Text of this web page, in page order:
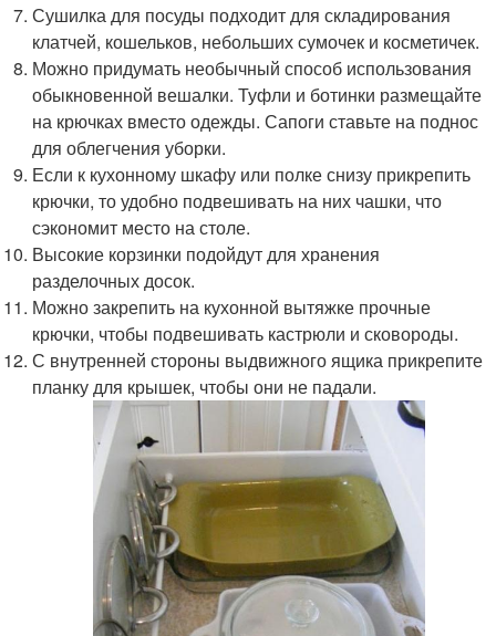
Сушилка для посуды подходит для складирования
клатчей, кошельков, небольших сумочек и косметичек.
Можно придумать необычный способ использования
обыкновенной вешалки. Туфли и ботинки размещайте
на крючках вместо одежды. Сапоги ставьте на поднос
для облегчения уборки.
Если к кухонному шкафу или полке снизу прикрепить
крючки, то удобно подвешивать на них чашки, что
сэкономит место на столе.
Высокие корзинки подойдут для хранения
разделочных досок.
Можно закрепить на кухонной вытяжке прочные
крючки, чтобы подвешивать кастрюли и сковороды.
С внутренней стороны выдвижного ящика прикрепите
планку для крышек, чтобы они не падали.